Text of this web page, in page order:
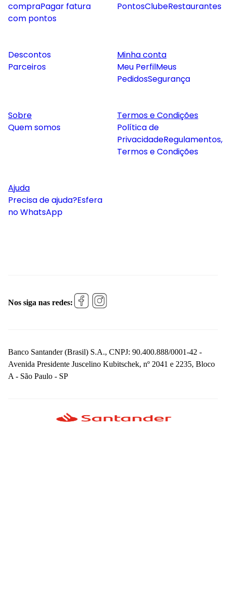
compraPagar fatura
com pontos
PontosClubeRestaurantes
Descontos
Parceiros
Minha conta
Meu PerfilMeus
PedidosSegurança
Sobre
Quem somos
Termos e Condições
Política de
PrivacidadeRegulamentos,
Termos e Condições
Ajuda
Precisa de ajuda?Esfera
no WhatsApp
Nos siga nas redes:
Banco Santander (Brasil) S.A., CNPJ: 90.400.888/0001-42 -
Avenida Presidente Juscelino Kubitschek, nº 2041 e 2235, Bloco
A - São Paulo - SP